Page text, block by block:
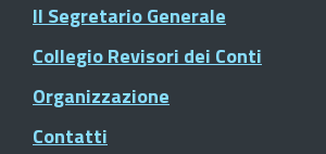
Il Segretario Generale
Collegio Revisori dei Conti
Organizzazione
Contatti